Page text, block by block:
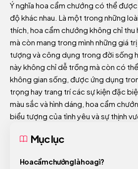
Ý nghĩa hoa cẩm chướng có thể
độ khác nhau. Là một trong những
thích, hoa cẩm chướng không chỉ
mà còn mang trong mình những giá
tượng và công dụng trong đời sống
này không chỉ dễ trồng mà còn có
không gian sống, được ứng dụng
trọng hay trang trí các sự kiện đặc
màu sắc và hình dáng, hoa cẩm
biểu tượng của tình yêu và sự thịnh
Mục lục
Hoa cẩm chướng là hoa gì?